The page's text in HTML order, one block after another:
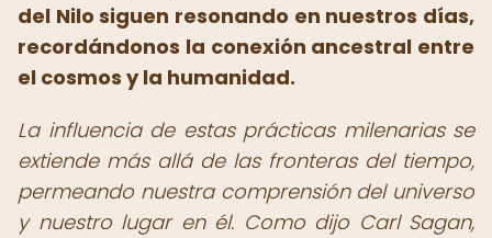
del Nilo siguen resonando en nuestros días,
recordándonos la conexión ancestral entre
el cosmos y la humanidad.
La influencia de estas prácticas milenarias se
extiende más allá de las fronteras del tiempo,
permeando nuestra comprensión del universo
y nuestro lugar en él. Como dijo Carl Sagan,